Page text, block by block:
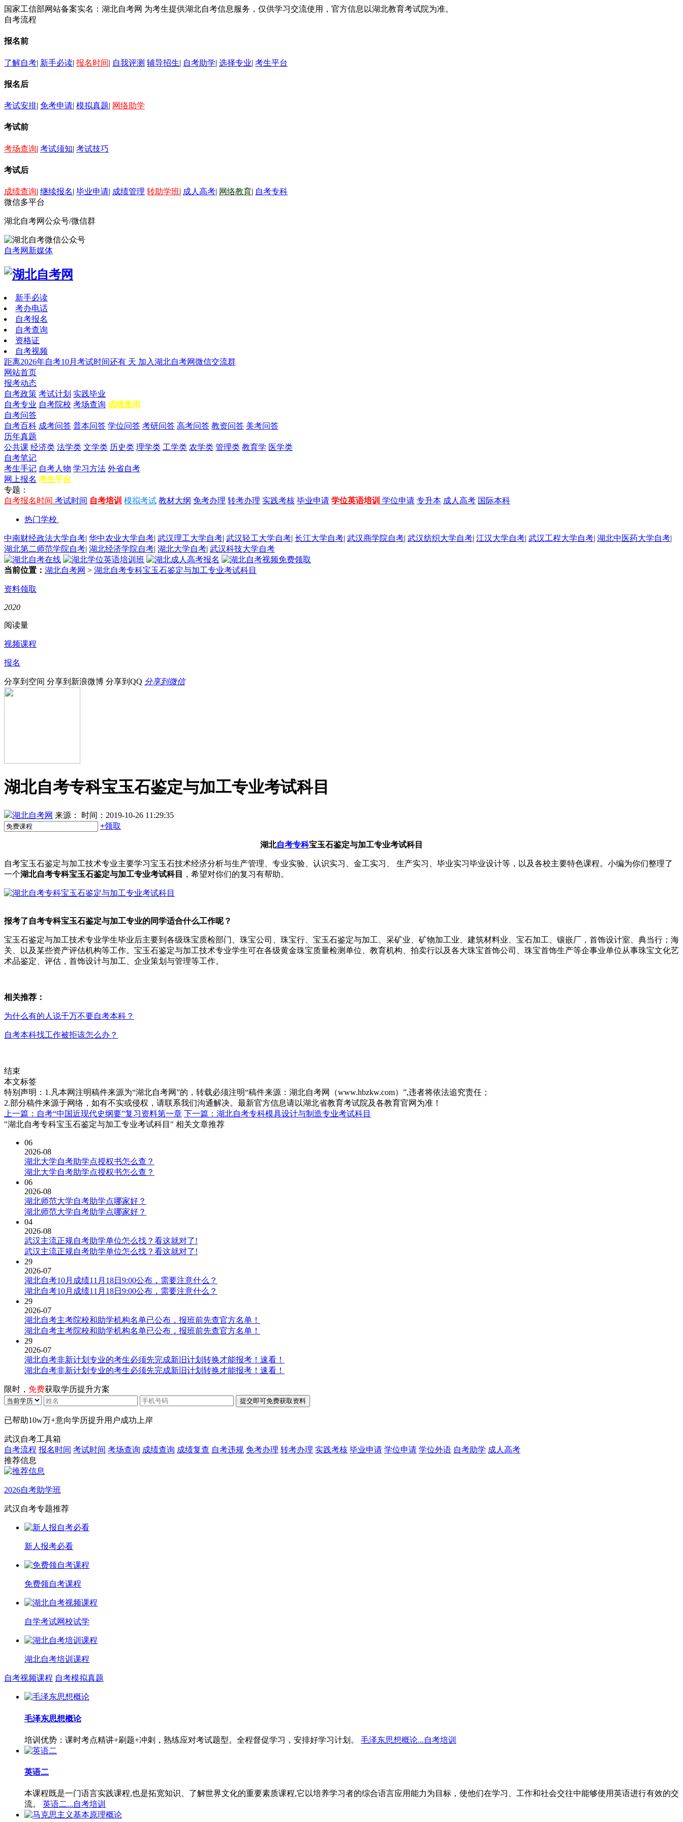
国家工信部网站备案实名：湖北自考网 为考生提供湖北自考信息服务，仅供学习交流使用，官方信息以湖北教育考试院为准。
自考流程
报名前
了解自考| 新手必读| 报名时间| 自我评测 辅导招生| 自考助学| 选择专业| 考生平台
报名后
考试安排| 免考申请| 模拟真题| 网络助学
考试前
考场查询| 考试须知| 考试技巧
考试后
成绩查询| 继续报名| 毕业申请| 成绩管理 转助学班| 成人高考| 网络教育| 自考专科
微信多平台
湖北自考网公众号/微信群
自考网新媒体
新手必读
考办电话
自考报名
自考查询
资格证
自考视频
距离2026年自考10月考试时间还有 天 加入湖北自考网微信交流群
网站首页
报考动态
自考政策 考试计划 实践毕业
自考专业 自考院校 考场查询 成绩查询
自考问答
自考百科 成考问答 普本问答 学位问答 考研问答 高考问答 教资问答 美考问答
历年真题
公共课 经济类 法学类 文学类 历史类 理学类 工学类 农学类 管理类 教育学 医学类
自考笔记
考生手记 自考人物 学习方法 外省自考
网上报名 考生平台
专题：
自考报名时间 考试时间 自考培训 模拟考试 教材大纲 免考办理 转考办理 实践考核 毕业申请 学位英语培训 学位申请 专升本 成人高考 国际本科
热门学校
中南财经政法大学自考| 华中农业大学自考| 武汉理工大学自考| 武汉轻工大学自考| 长江大学自考| 武汉商学院自考| 武汉纺织大学自考| 江汉大学自考| 武汉工程大学自考| 湖北中医药大学自考|
湖北第二师范学院自考| 湖北经济学院自考| 湖北大学自考| 武汉科技大学自考
当前位置： 湖北自考网 > 湖北自考专科宝玉石鉴定与加工专业考试科目
资料领取
2020
阅读量
视频课程
报名
分享到空间 分享到新浪微博 分享到QQ 分享到微信
湖北自考专科宝玉石鉴定与加工专业考试科目
湖北自考网 来源：
时间：2019-10-26 11:29:35
+领取
湖北自考专科宝玉石鉴定与加工专业考试科目
自考宝玉石鉴定与加工技术专业主要学习宝玉石技术经济分析与生产管理、专业实验、认识实习、金工实习、 生产实习、毕业实习毕业设计等，以及各校主要特色课程。小编为你们整理了
一个湖北自考专科宝玉石鉴定与加工专业考试科目 ，希望对你们的复习有帮助。
报考了自考专科宝玉石鉴定与加工专业的同学适合什么工作呢？
宝玉石鉴定与加工技术专业学生毕业后主要到各级珠宝质检部门、珠宝公司、珠宝行、宝玉石鉴定与加工、采矿业、矿物加工业、建筑材料业、宝石加工、镶嵌厂，首饰设计室、典当行；海
关、以及某些资产评估机构等工作。宝玉石鉴定与加工技术专业学生可在各级黄金珠宝质量检测单位、教育机构、拍卖行以及各大珠宝首饰公司、珠宝首饰生产等企事业单位从事珠宝文化艺
术品鉴定、评估，首饰设计与加工、企业策划与管理等工作。
相关推荐：
为什么有的人说千万不要自考本科？
自考本科找工作被拒该怎么办？
结束
本文标签
特别声明：1.凡本网注明稿件来源为“湖北自考网”的，转载必须注明“稿件来源：湖北自考网（www.hbzkw.com）”,违者将依法追究责任；
2.部分稿件来源于网络，如有不实或侵权，请联系我们沟通解决。最新官方信息请以湖北省教育考试院及各教育官网为准！
上一篇：自考“中国近现代史纲要”复习资料第一章 下一篇：湖北自考专科模具设计与制造专业考试科目
"湖北自考专科宝玉石鉴定与加工专业考试科目" 相关文章推荐
06
2026-08
湖北大学自考助学点授权书怎么查？
湖北大学自考助学点授权书怎么查？
06
2026-08
湖北师范大学自考助学点哪家好？
湖北师范大学自考助学点哪家好？
04
2026-08
武汉主流正规自考助学单位怎么找？看这就对了!
武汉主流正规自考助学单位怎么找？看这就对了!
29
2026-07
湖北自考10月成绩11月18日9:00公布，需要注意什么？
湖北自考10月成绩11月18日9:00公布，需要注意什么？
29
2026-07
湖北自考主考院校和助学机构名单已公布，报班前先查官方名单！
湖北自考主考院校和助学机构名单已公布，报班前先查官方名单！
29
2026-07
湖北自考非新计划专业的考生必须先完成新旧计划转换才能报考！速看！
湖北自考非新计划专业的考生必须先完成新旧计划转换才能报考！速看！
限时， 免费获取学历提升方案
已帮助10w万+意向学历提升用户成功上岸
武汉自考工具箱
自考流程 报名时间 考试时间 考场查询 成绩查询 成绩复查 自考违规 免考办理 转考办理 实践考核 毕业申请 学位申请 学位外语 自考助学 成人高考
推荐信息
2026自考助学班
武汉自考专题推荐
新人报考必看
免费领自考课程
自学考试网校试学
湖北自考培训课程
自考视频课程 自考模拟真题
毛泽东思想概论
培训优势：课时考点精讲+刷题+冲刺，熟练应对考试题型。全程督促学习，安排好学习计划。 毛泽东思想概论...自考培训
英语二
本课程既是一门语言实践课程,也是拓宽知识、了解世界文化的重要素质课程,它以培养学习者的综合语言应用能力为目标，使他们在学习、工作和社会交往中能够使用英语进行有效的交
流。
英语二...自考培训